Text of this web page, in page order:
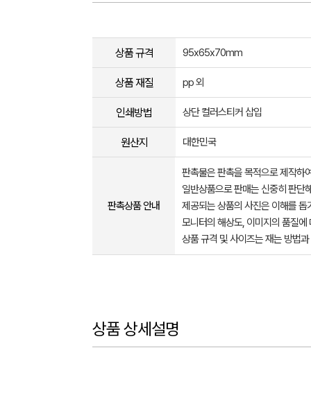
상품 규격 95x65x70mm
상품 재질 pp 외
인쇄방법 상단 컬러스티커 삽입
원산지 대한민국
판촉상품 안내
판촉물은 판촉을 목적으로 제작하
일반상품으로 판매는 신중히 판단
제공되는 상품의 사진은 이해를
모니터의 해상도, 이미지의 품질
상품 규격 및 사이즈는 재는 방법
상품 상세설명